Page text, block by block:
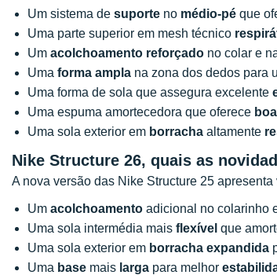
Um sistema de suporte no médio-pé que
Uma parte superior em mesh técnico
Um acolchoamento reforçado no colar e
Uma forma ampla na zona dos dedos para
Uma forma de sola que assegura excelente
Uma espuma amortecedora que oferece
Uma sola exterior em borracha altamente
Nike Structure 26, quais as
A nova versão das Nike Structure 25
Um acolchoamento adicional no colarinho
Uma sola intermédia mais flexível que
Uma sola exterior em borracha expandida
Uma base mais larga para melhor